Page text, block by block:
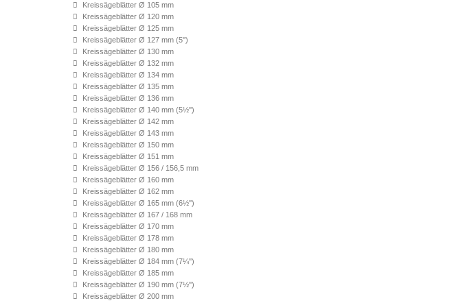
Kreissägeblätter Ø 105 mm
Kreissägeblätter Ø 120 mm
Kreissägeblätter Ø 125 mm
Kreissägeblätter Ø 127 mm (5'')
Kreissägeblätter Ø 130 mm
Kreissägeblätter Ø 132 mm
Kreissägeblätter Ø 134 mm
Kreissägeblätter Ø 135 mm
Kreissägeblätter Ø 136 mm
Kreissägeblätter Ø 140 mm (5½'')
Kreissägeblätter Ø 142 mm
Kreissägeblätter Ø 143 mm
Kreissägeblätter Ø 150 mm
Kreissägeblätter Ø 151 mm
Kreissägeblätter Ø 156 / 156,5 mm
Kreissägeblätter Ø 160 mm
Kreissägeblätter Ø 162 mm
Kreissägeblätter Ø 165 mm (6½'')
Kreissägeblätter Ø 167 / 168 mm
Kreissägeblätter Ø 170 mm
Kreissägeblätter Ø 178 mm
Kreissägeblätter Ø 180 mm
Kreissägeblätter Ø 184 mm (7¼'')
Kreissägeblätter Ø 185 mm
Kreissägeblätter Ø 190 mm (7½'')
Kreissägeblätter Ø 200 mm